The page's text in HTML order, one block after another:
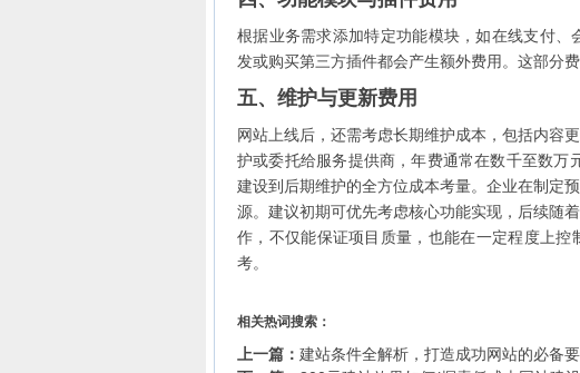
根据业务需求添加特定功能模块，如在线支付
发或购买第三方插件都会产生额外费用。这部分
五、维护与更新费用
网站上线后，还需考虑长期维护成本，包括内容
护或委托给服务提供商，年费通常在数千至数万
建设到后期维护的全方位成本考量。企业在制定
源。建议初期可优先考虑核心功能实现，后续随
作，不仅能保证项目质量，也能在一定程度上
考。
相关热词搜索：
上一篇： 建站条件全解析，打造成功网站的必备